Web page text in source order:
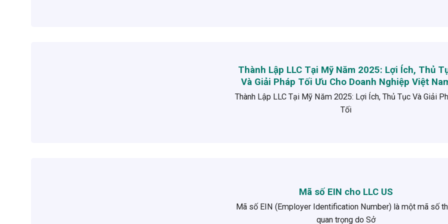
Thành Lập LLC Tại Mỹ Năm 2025: Lợi Ích, Thủ
Và Giải Pháp Tối Ưu Cho Doanh Nghiệp Việt
Thành Lập LLC Tại Mỹ Năm 2025: Lợi Ích, Thủ Tục Và Giải
Tối
Mã số EIN cho LLC US
Mã số EIN (Employer Identification Number) là một mã số
quan trọng do Sở